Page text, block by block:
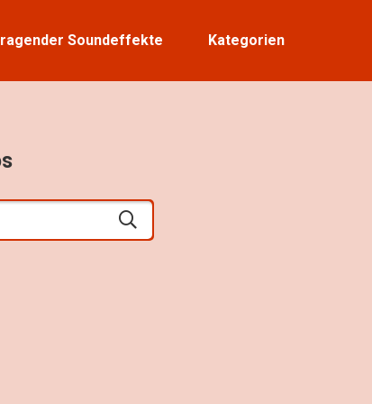
Soundeffekte Kategorien